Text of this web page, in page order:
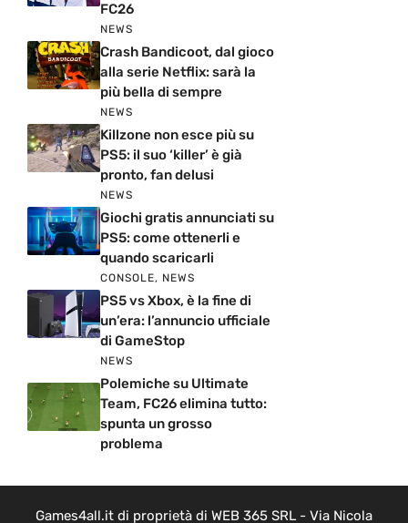
FC26
NEWS
Crash Bandicoot, dal gioco
alla serie Netflix: sarà la
più bella di sempre
NEWS
Killzone non esce più su
PS5: il suo ‘killer’ è già
pronto, fan delusi
NEWS
Giochi gratis annunciati su
PS5: come ottenerli e
quando scaricarli
CONSOLE, NEWS
PS5 vs Xbox, è la fine di
un’era: l’annuncio ufficiale
di GameStop
NEWS
Polemiche su Ultimate
Team, FC26 elimina tutto:
spunta un grosso
problema
Games4all.it di proprietà di WEB 365 SRL - Via Nicola